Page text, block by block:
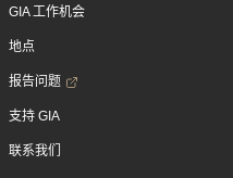
GIA 工作机会
地点
报告问题
支持 GIA
联系我们